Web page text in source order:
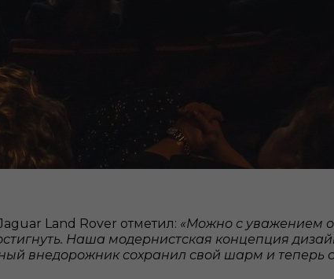
Land Rover отметил: «Можно с уважением
Наша модернистская концепция
внедорожник сохранил свой шарм и теперь